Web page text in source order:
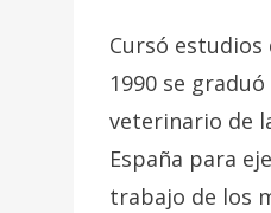
Cursó
1990 se
veterinario de
España para
trabajo de los